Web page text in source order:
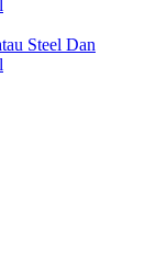
Steel Dan